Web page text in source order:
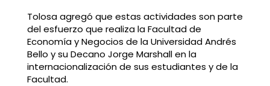
Tolosa agregó que estas actividades son parte
del esfuerzo que realiza la Facultad de
Economía y Negocios de la Universidad Andrés
Bello y su Decano Jorge Marshall en la
internacionalización de sus estudiantes y de la
Facultad.